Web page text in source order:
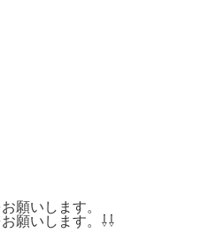
願いします。
お願いします。⇩⇩